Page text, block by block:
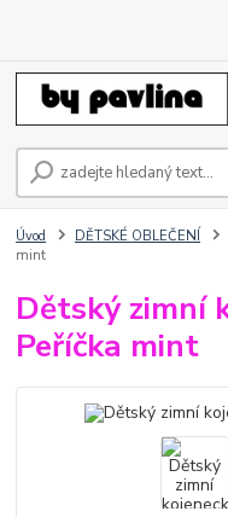
Úvod DĚTSKÉ OBLEČENÍ
mint
Dětský zimní
Peříčka mint